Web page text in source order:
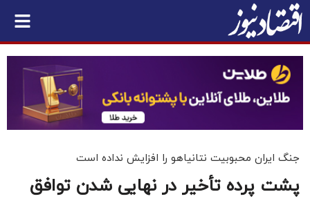
جنگ ایران محبوبیت نتانیاهو را افزایش نداده است
پشت پرده تأخیر در نهایی شدن توافق